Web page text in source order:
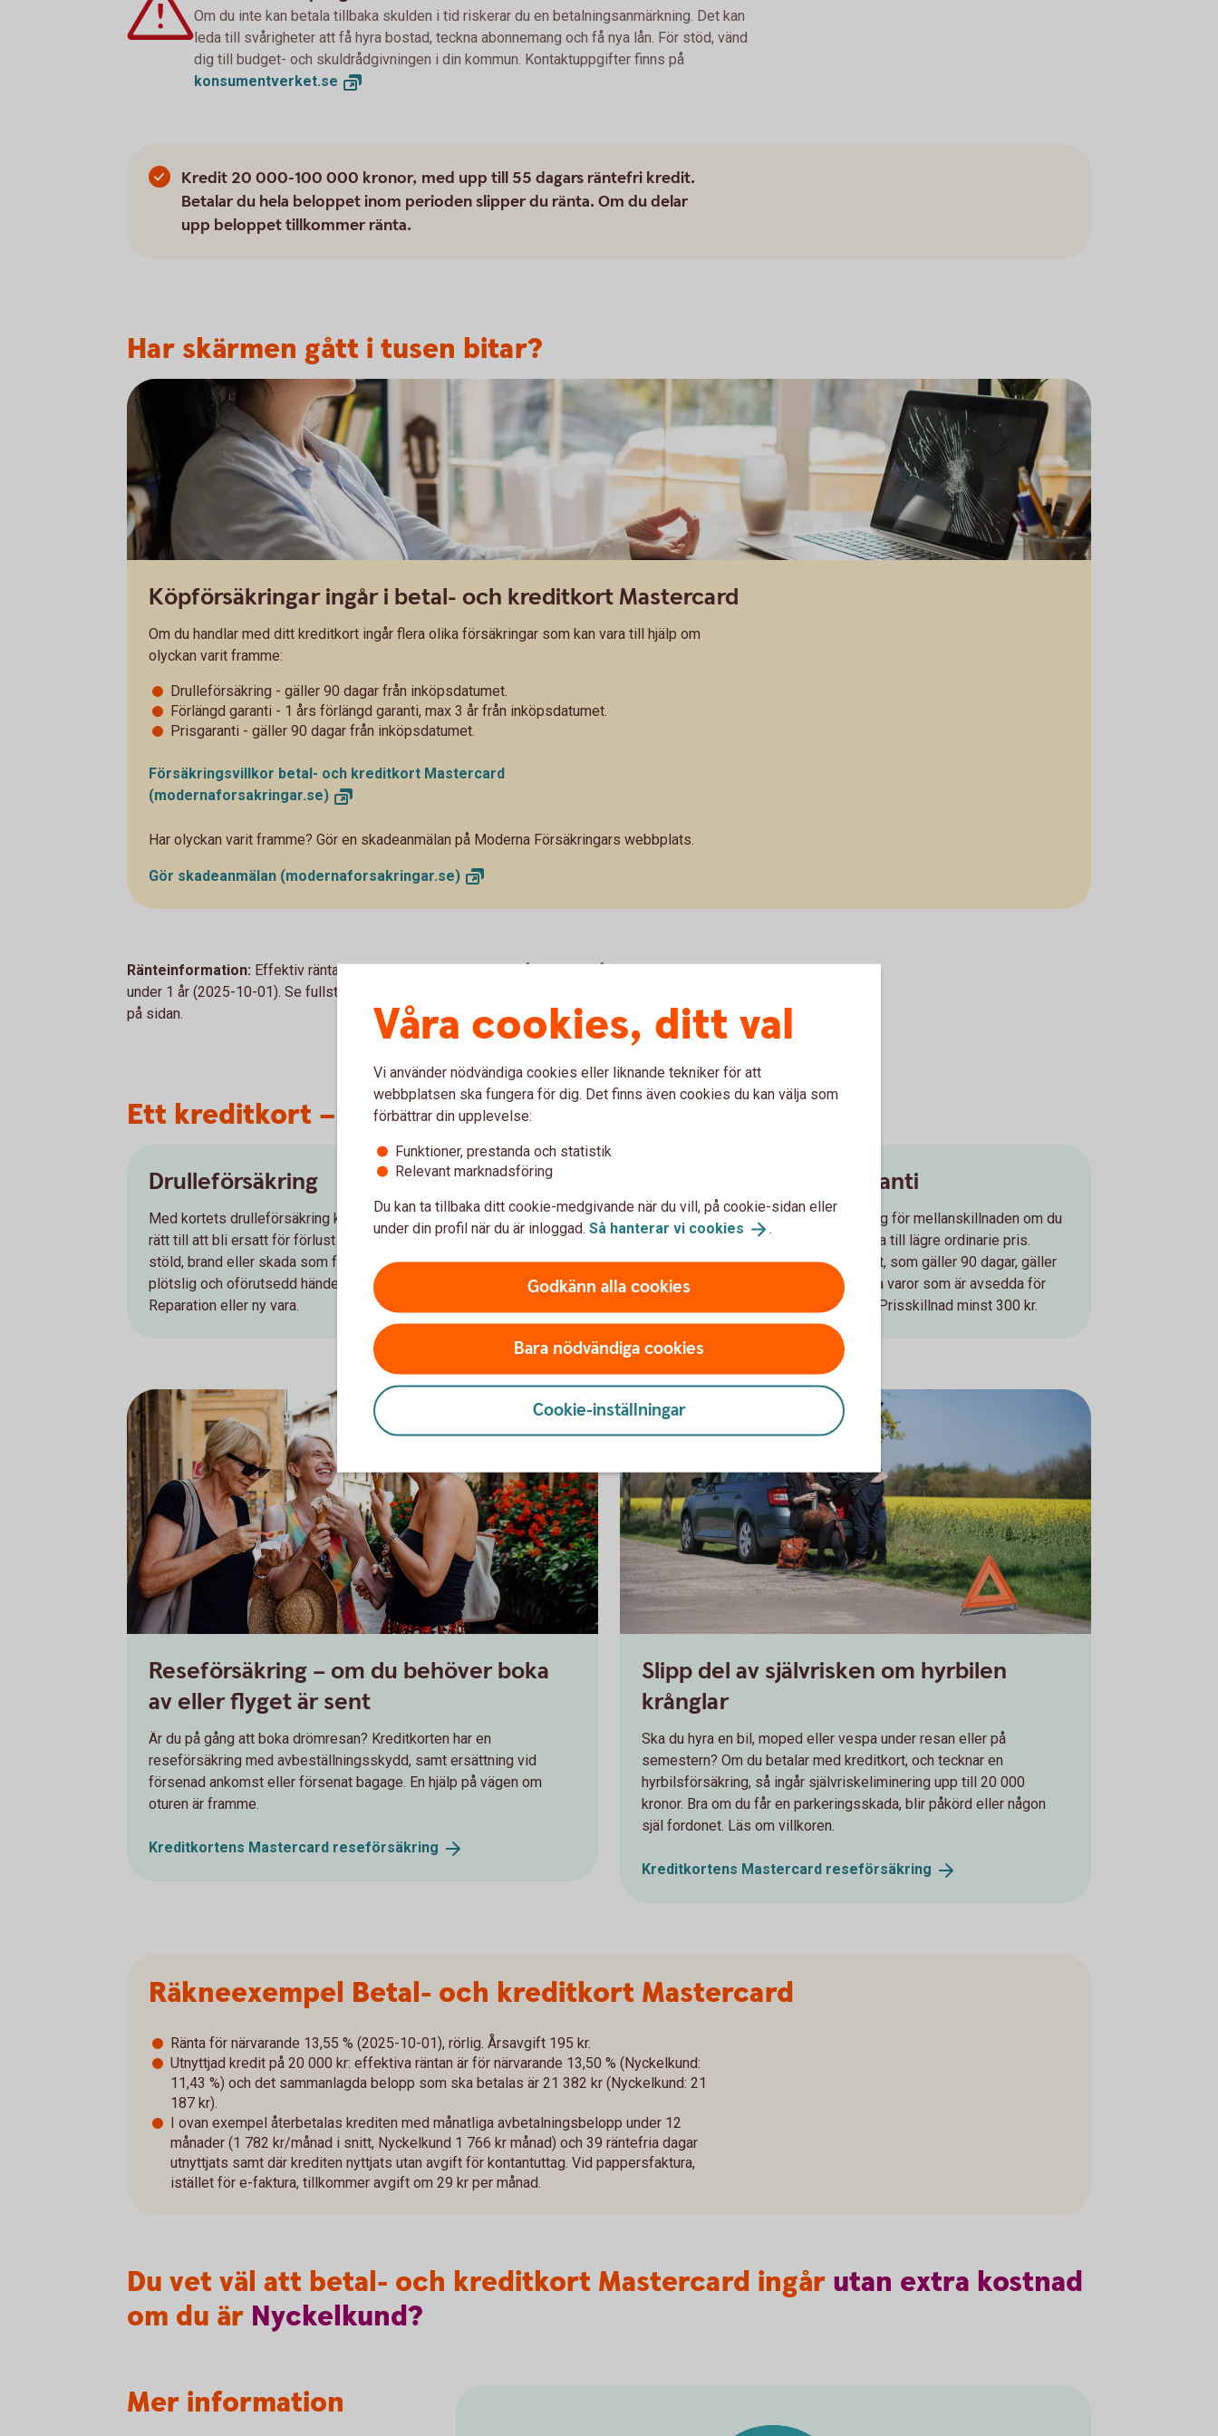
Om du inte kan betala tillbaka skulden i tid riskerar du en betalningsanmärkning. Det kan
leda till svårigheter att få hyra bostad, teckna abonnemang och få nya lån. För stöd, vänd
dig till budget- och skuldrådgivningen i din kommun. Kontaktuppgifter finns på
konsumentverket.se
Kredit 20 000-100 000 kronor, med upp till 55 dagars räntefri kredit.
Betalar du hela beloppet inom perioden slipper du ränta. Om du delar
upp beloppet tillkommer ränta.
Har skärmen gått i tusen bitar?
Köpförsäkringar ingår i betal- och kreditkort Mastercard
Om du handlar med ditt kreditkort ingår flera olika försäkringar som kan vara till hjälp om
olyckan varit framme:
Drulleförsäkring - gäller 90 dagar från inköpsdatumet.
Förlängd garanti - 1 års förlängd garanti, max 3 år från inköpsdatumet.
Prisgaranti - gäller 90 dagar från inköpsdatumet.
Försäkringsvillkor betal- och kreditkort Mastercard
(modernaforsakringar.se)
Har olyckan varit framme? Gör en skadeanmälan på Moderna Försäkringars webbplats.
Gör skadeanmälan (modernaforsakringar.se)
Ränteinformation: Effektiv ränta 13,50 % vid utnyttjad kredit på 20 000 kr återbetalt
under 1 år (2025-10-01). Se fullständig information om pris och räkneexempel längre ner
på sidan.
Ett kreditkort – flera skydd
Drulleförsäkring
Med kortets drulleförsäkring kan du ha
rätt till att bli ersatt för förlust genom
stöld, brand eller skada som följd av en
plötslig och oförutsedd händelse.
Reparation eller ny vara.
Förlängd garanti
När du handlar med något av våra
kreditkort har du en förlängd garanti för
vitvaror och hemelektronik. Hur lång den
är beror på vilket kreditkort du använde.
Prisgaranti
Få ersättning för mellanskillnaden om du
hittar en vara till lägre ordinarie pris.
Prisskyddet, som gäller 90 dagar, gäller
för de flesta varor som är avsedda för
privat bruk. Prisskillnad minst 300 kr.
Reseförsäkring – om du behöver boka
av eller flyget är sent
Är du på gång att boka drömresan? Kreditkorten har en
reseförsäkring med avbeställningsskydd, samt ersättning vid
försenad ankomst eller försenat bagage. En hjälp på vägen om
oturen är framme.
Kreditkortens Mastercard reseförsäkring
Slipp del av självrisken om hyrbilen
krånglar
Ska du hyra en bil, moped eller vespa under resan eller på
semestern? Om du betalar med kreditkort, och tecknar en
hyrbilsförsäkring, så ingår självriskeliminering upp till 20 000
kronor. Bra om du får en parkeringsskada, blir påkörd eller någon
själ fordonet. Läs om villkoren.
Kreditkortens Mastercard reseförsäkring
Räkneexempel Betal- och kreditkort Mastercard
Ränta för närvarande 13,55 % (2025-10-01), rörlig. Årsavgift 195 kr.
Utnyttjad kredit på 20 000 kr: effektiva räntan är för närvarande 13,50 % (Nyckelkund:
11,43 %) och det sammanlagda belopp som ska betalas är 21 382 kr (Nyckelkund: 21
187 kr).
I ovan exempel återbetalas krediten med månatliga avbetalningsbelopp under 12
månader (1 782 kr/månad i snitt, Nyckelkund 1 766 kr månad) och 39 räntefria dagar
utnyttjats samt där krediten nyttjats utan avgift för kontantuttag. Vid pappersfaktura,
istället för e-faktura, tillkommer avgift om 29 kr per månad.
Du vet väl att betal- och kreditkort Mastercard ingår utan extra kostnad
om du är Nyckelkund?
Mer information
Våra cookies, ditt val
Vi använder nödvändiga cookies eller liknande tekniker för att
webbplatsen ska fungera för dig. Det finns även cookies du kan välja som
förbättrar din upplevelse:
Funktioner, prestanda och statistik
Relevant marknadsföring
Du kan ta tillbaka ditt cookie-medgivande när du vill, på cookie-sidan eller
under din profil när du är inloggad. Så hanterar vi cookies .
Godkänn alla cookies
Bara nödvändiga cookies
Cookie-inställningar